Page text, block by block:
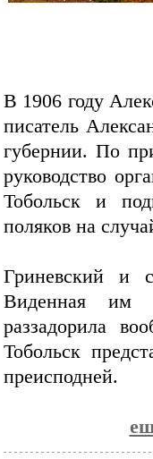
В 1906 году
писатель
губернии. По
руководство
Тобольск и
поляков на
Гриневский и
Виденная им
раззадорила
Тобольск
преисподней.